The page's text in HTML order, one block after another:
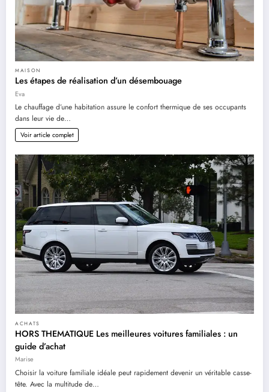
MAISON
Les étapes de réalisation d’un désembouage
Eva
Le chauffage d’une habitation assure le confort thermique de ses occupants
dans leur vie de…
Voir article complet
ACHATS
HORS THEMATIQUE Les meilleures voitures familiales : un
guide d’achat
Marise
Choisir la voiture familiale idéale peut rapidement devenir un véritable casse-
tête. Avec la multitude de…